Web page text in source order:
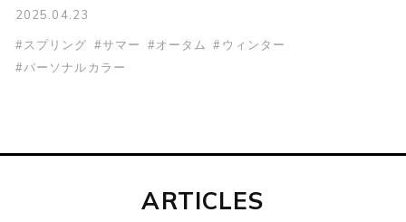
2025.04.23
#スプリング #サマー #オータム #ウィンター
#パーソナルカラー
ARTICLES